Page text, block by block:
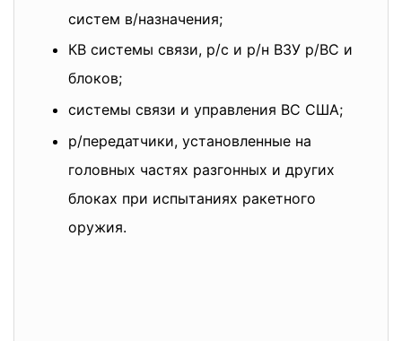
систем в/назначения;
КВ системы связи, р/с и р/н ВЗУ р/ВС и
блоков;
системы связи и управления ВС США;
р/передатчики, установленные на
головных частях разгонных и других
блоках при испытаниях ракетного
оружия.